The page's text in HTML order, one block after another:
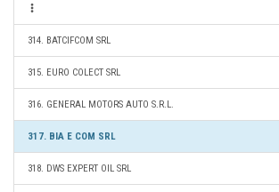
314. BATCIFCOM SRL
315. EURO COLECT SRL
316. GENERAL MOTORS AUTO S.R.L.
317. BIA E COM SRL
318. DWS EXPERT OIL SRL